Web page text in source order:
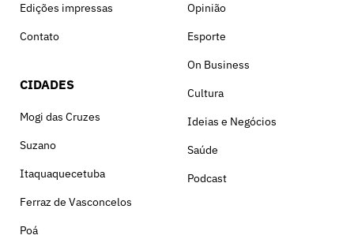
Edições impressas
Contato
CIDADES
Mogi das Cruzes
Suzano
Itaquaquecetuba
Ferraz de Vasconcelos
Poá
Opinião
Esporte
On Business
Cultura
Ideias e Negócios
Saúde
Podcast